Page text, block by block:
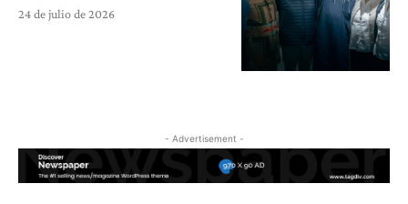
24 de julio de 2026
- Advertisement -